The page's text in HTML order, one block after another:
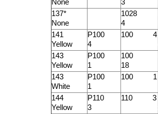
None
3
137*
None
1028
4
141
Yellow
P100
4
100 4
143
Yellow
P100
1
100
18
143
White
P100
1
100 1
144
Yellow
P110
3
110 3